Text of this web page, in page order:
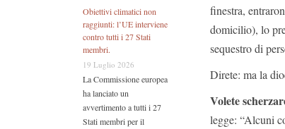
Obiettivi climatici non
raggiunti: l’UE interviene
contro tutti i 27 Stati
membri.
19 Luglio 2026
La Commissione europea
ha lanciato un
avvertimento a tutti i 27
Stati membri per il
finestra,
domicilio), lo
sequestro di
Direte: ma la
Volete
legge: “Alcuni